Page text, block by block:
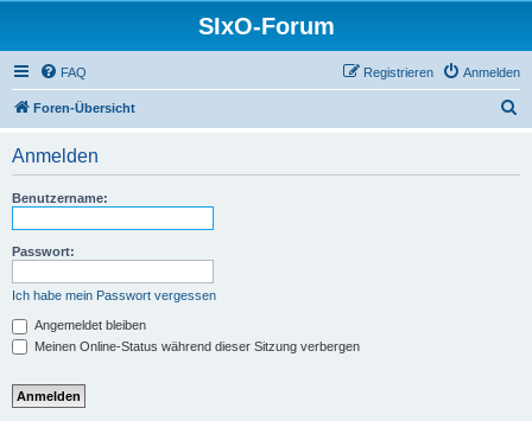
SIxO-Forum
FAQ Anmelden
Registrieren
Foren-Übersicht
Anmelden
Benutzername:
Passwort:
Ich habe mein Passwort vergessen
Angemeldet bleiben
Meinen Online-Status während dieser Sitzung verbergen